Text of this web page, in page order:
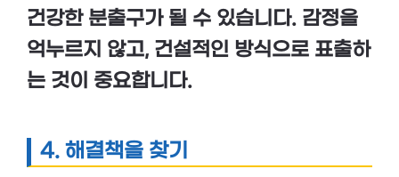
건강한 분출구가 될 수 있습니다. 감정을
억누르지 않고, 건설적인 방식으로 표출하
는 것이 중요합니다.
4. 해결책을 찾기